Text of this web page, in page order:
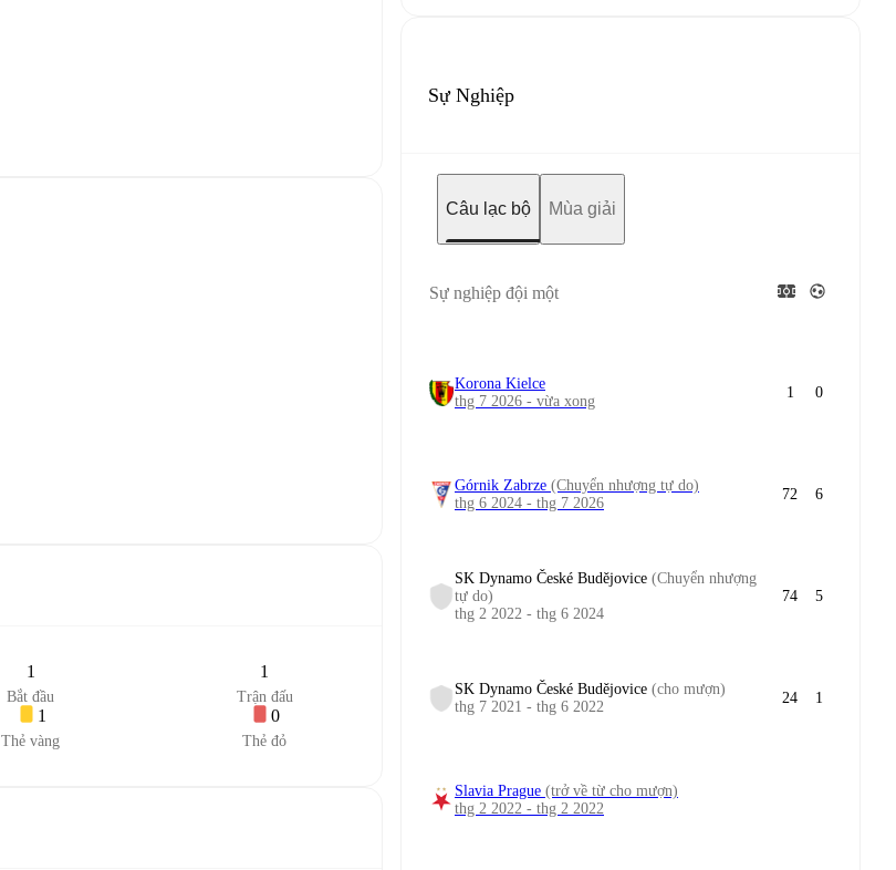
1
Bắt đầu
1
Trận đấu
1
Thẻ vàng
0
Thẻ đỏ
Sự Nghiệp
Câu lạc bộ Mùa giải
Sự nghiệp đội một
Korona Kielce
thg 7 2026 - vừa xong
1 0
Górnik Zabrze (Chuyển nhượng tự do)
thg 6 2024 - thg 7 2026
72 6
SK Dynamo České Budějovice (Chuyển nhượng
tự do)
thg 2 2022 - thg 6 2024
74 5
SK Dynamo České Budějovice (cho mượn)
thg 7 2021 - thg 6 2022
24 1
Slavia Prague (trở về từ cho mượn)
thg 2 2022 - thg 2 2022